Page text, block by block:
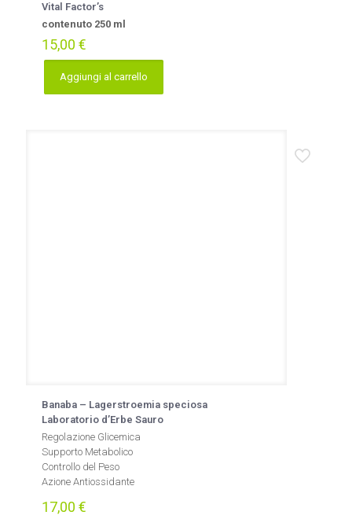
Vital Factor’s
contenuto 250 ml
15,00 €
Aggiungi al carrello
Banaba – Lagerstroemia speciosa
Laboratorio d’Erbe Sauro
Regolazione Glicemica
Supporto Metabolico
Controllo del Peso
Azione Antiossidante
17,00 €